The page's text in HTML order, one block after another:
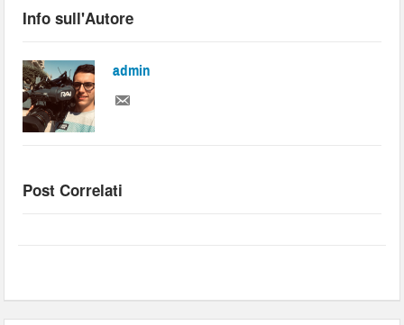
Info sull'Autore
admin
Post Correlati